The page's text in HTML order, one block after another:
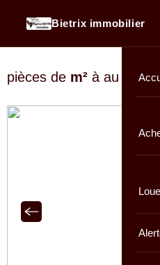
Bietrix immobilier
pièces de m² à au prix